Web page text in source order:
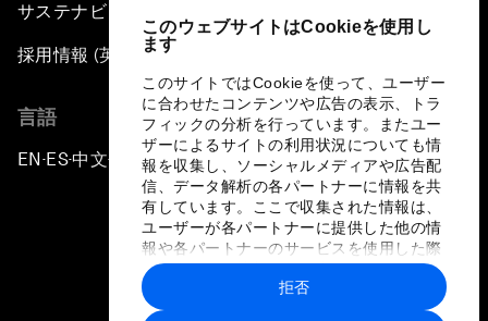
このウェブサイトはCookieを使用し
ます
このサイトではCookieを使って、ユーザー
に合わせたコンテンツや広告の表示、トラ
フィックの分析を行っています。またユー
ザーによるサイトの利用状況についても情
報を収集し、ソーシャルメディアや広告配
信、データ解析の各パートナーに情報を共
有しています。ここで収集された情報は、
ユーザーが各パートナーに提供した他の情
報や各パートナーのサービスを使用した際
に収集された情報と組み合わされ、各パー
トナーによって使用されることがありま
す。
拒否
サステナビリティへの取り組み
採用情報 (英語のみ)
言語
EN ▪ ES▪中文▪ 日本語
プライバシーポリシーと利用規約